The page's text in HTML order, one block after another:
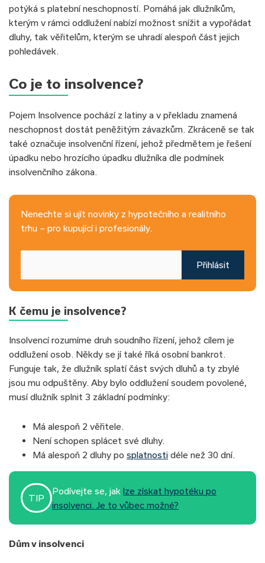
potýká s platební neschopností. Pomáhá jak dlužníkům,
kterým v rámci oddlužení nabízí možnost snížit a vypořádat
dluhy, tak věřitelům, kterým se uhradí alespoň část jejich
pohledávek.
Co je to insolvence?
Pojem Insolvence pochází z latiny a v překladu znamená
neschopnost dostát peněžitým závazkům. Zkráceně se tak
také označuje insolvenční řízení, jehož předmětem je řešení
úpadku nebo hrozícího úpadku dlužníka dle podmínek
insolvenčního zákona.
Nenechte si ujít novinky z hypotečního a realitního
trhu – pro kupující i profesionály.
Přihlásit
K čemu je insolvence?
Insolvencí rozumíme druh soudního řízení, jehož cílem je
oddlužení osob. Někdy se jí také říká osobní bankrot.
Funguje tak, že dlužník splatí část svých dluhů a ty zbylé
jsou mu odpuštěny. Aby bylo oddlužení soudem povolené,
musí dlužník splnit 3 základní podmínky:
Má alespoň 2 věřitele.
Není schopen splácet své dluhy.
Má alespoň 2 dluhy po splatnosti déle než 30 dní.
TIP
Podívejte se, jak lze získat hypotéku po
insolvenci. Je to vůbec možné?
Dům v insolvenci